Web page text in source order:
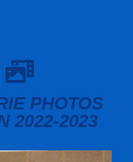
PHOTOS
2022-2023